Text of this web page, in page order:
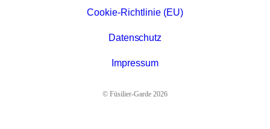
Cookie-Richtlinie (EU)
Datenschutz
Impressum
© Füsilier-Garde 2026